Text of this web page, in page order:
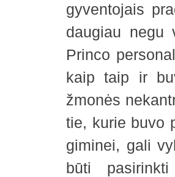
gyventojais
daugiau negu
Princo
kaip taip ir
žmonės
tie, kurie buvo
giminei, gali
būti